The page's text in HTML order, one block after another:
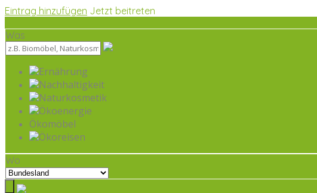
Eintrag hinzufügen Jetzt beitreten
Was
Ernährung
Nachhaltigkeit
Naturkosmetik
Ökoenergie
Ökomöbel
Ökoreisen
Wo